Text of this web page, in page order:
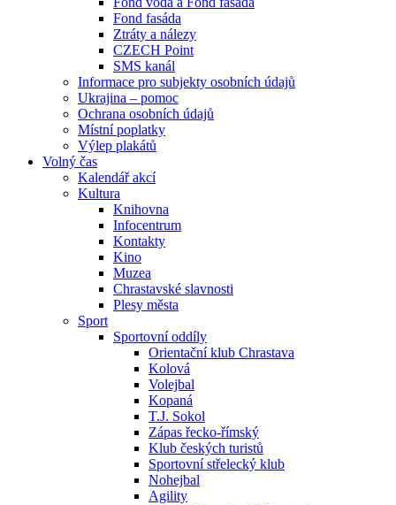
Fond fasáda
Ztráty a nálezy
CZECH Point
SMS kanál
Informace pro subjekty osobních údajů
Ukrajina – pomoc
Ochrana osobních údajů
Místní poplatky
Výlep plakátů
Volný čas
Kalendář akcí
Kultura
Knihovna
Infocentrum
Kontakty
Kino
Muzea
Chrastavské slavnosti
Plesy města
Sport
Sportovní oddíly
Orientační klub Chrastava
Kolová
Volejbal
Kopaná
T.J. Sokol
Zápas řecko-římský
Klub českých turistů
Sportovní střelecký klub
Nohejbal
Agility